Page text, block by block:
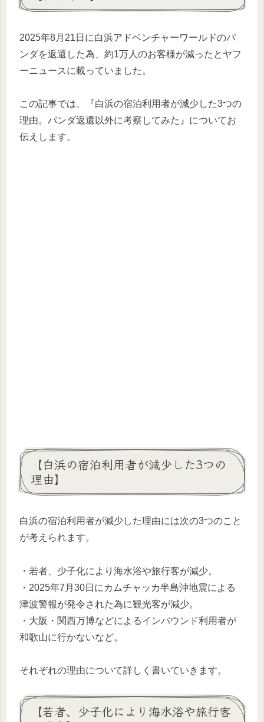
2025年8月21日に白浜アドベンチャーワールドのパ
ンダを返還した為、約1万人のお客様が減ったとヤフ
ーニュースに載っていました。
この記事では、『白浜の宿泊利用者が減少した3つの
理由。パンダ返還以外に考察してみた』についてお
伝えします。
【白浜の宿泊利用者が減少した3つの
理由】
白浜の宿泊利用者が減少した理由には次の3つのこと
が考えられます。
・若者、少子化により海水浴や旅行客が減少。
・2025年7月30日にカムチャッカ半島沖地震による
津波警報が発令された為に観光客が減少。
・大阪・関西万博などによるインバウンド利用者が
和歌山に行かないなど。
それぞれの理由について詳しく書いていきます。
【若者、少子化により海水浴や旅行客